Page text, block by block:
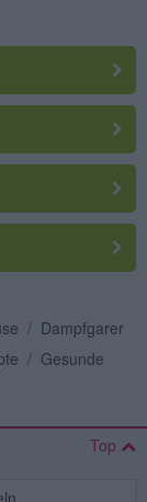
/ Dampfgarer
/ Gesunde
Top